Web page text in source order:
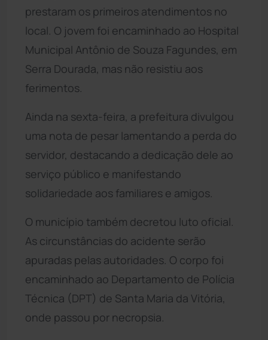
prestaram os primeiros atendimentos no
local. O jovem foi encaminhado ao Hospital
Municipal Antônio de Souza Fagundes, em
Serra Dourada, mas não resistiu aos
ferimentos.
Ainda na sexta-feira, a prefeitura divulgou
uma nota de pesar lamentando a perda do
servidor, destacando a dedicação dele ao
serviço público e manifestando
solidariedade aos familiares e amigos.
O município também decretou luto oficial.
As circunstâncias do acidente serão
apuradas pelas autoridades. O corpo foi
encaminhado ao Departamento de Polícia
Técnica (DPT) de Santa Maria da Vitória,
onde passou por necropsia.